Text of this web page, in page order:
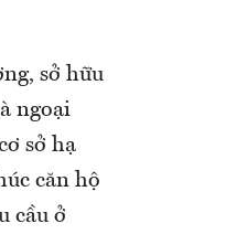
sở hữu
ngoại
sở hạ
căn hộ
cầu ở